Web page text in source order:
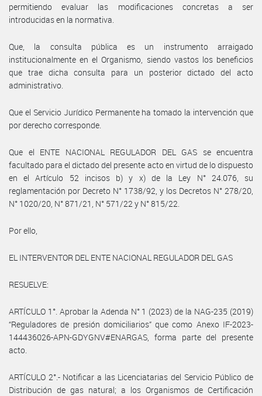
permitiendo evaluar las modificaciones concretas a ser
introducidas en la normativa.
Que, la consulta pública es un instrumento arraigado
institucionalmente en el Organismo, siendo vastos los beneficios
que trae dicha consulta para un posterior dictado del acto
administrativo.
Que el Servicio Jurídico Permanente ha tomado la intervención que
por derecho corresponde.
Que el ENTE NACIONAL REGULADOR DEL GAS se encuentra
facultado para el dictado del presente acto en virtud de lo dispuesto
en el Artículo 52 incisos b) y x) de la Ley N° 24.076, su
reglamentación por Decreto N° 1738/92, y los Decretos N° 278/20,
N° 1020/20, N° 871/21, N° 571/22 y N° 815/22.
Por ello,
EL INTERVENTOR DEL ENTE NACIONAL REGULADOR DEL GAS
RESUELVE:
ARTÍCULO 1°. Aprobar la Adenda N° 1 (2023) de la NAG-235 (2019)
“Reguladores de presión domiciliarios” que como Anexo IF-2023-
144436026-APN-GDYGNV#ENARGAS, forma parte del presente
acto.
ARTÍCULO 2°.- Notificar a las Licenciatarias del Servicio Público de
Distribución de gas natural; a los Organismos de Certificación